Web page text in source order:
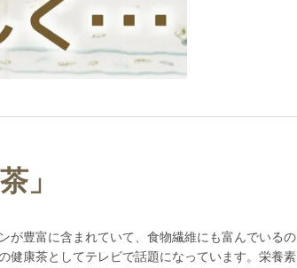
」
が豊富に含まれていて、食物繊維にも富んでいるの
健康茶としてテレビで話題になっています。栄養素